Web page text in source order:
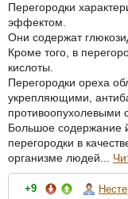
Перегородки
эффектом.
Они содержат
Кроме того, в
кислоты.
Перегородки ореха
укрепляющими,
противоопухолевыми
Большое содержание
перегородки в
организме людей...
+9